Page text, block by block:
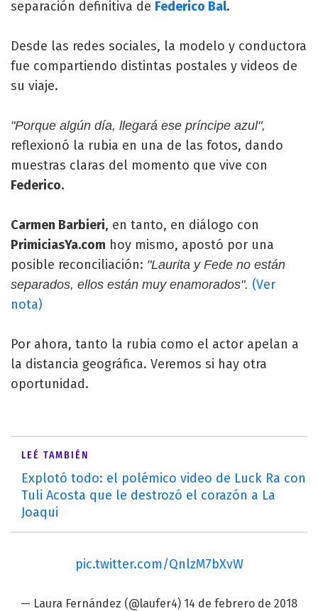
separación definitiva de Federico Bal.
Desde las redes sociales, la modelo y conductora
fue compartiendo distintas postales y videos de
su viaje.
"Porque algún día, llegará ese príncipe azul",
reflexionó la rubia en una de las fotos, dando
muestras claras del momento que vive con
Federico.
Carmen Barbieri, en tanto, en diálogo con
PrimiciasYa.com hoy mismo, apostó por una
posible reconciliación: "Laurita y Fede no están
separados, ellos están muy enamorados". (Ver
nota)
Por ahora, tanto la rubia como el actor apelan a
la distancia geográfica. Veremos si hay otra
oportunidad.
LEÉ TAMBIÉN
Explotó todo: el polémico video de Luck Ra con
Tuli Acosta que le destrozó el corazón a La
Joaqui
pic.twitter.com/QnlzM7bXvW
— Laura Fernández (@laufer4) 14 de febrero de 2018